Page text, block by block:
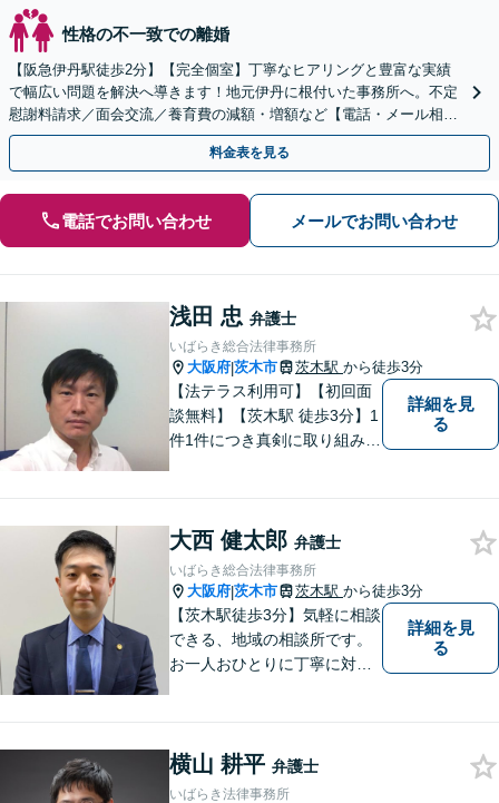
性格の不一致での離婚
【阪急伊丹駅徒歩2分】【完全個室】丁寧なヒアリングと豊富な実績
で幅広い問題を解決へ導きます！地元伊丹に根付いた事務所へ。不定
慰謝料請求／面会交流／養育費の減額・増額など【電話・メール相談
初回無料】【休日夜間対応可】【オンライン可能】
料金表を見る
電話でお問い合わせ メールでお問い合わせ
浅田 忠 弁護士
いばらき総合法律事務所
大阪府|茨木市 茨木駅 から徒歩3分
【法テラス利用可】【初回面
談無料】【茨木駅 徒歩3分】1
件1件につき真剣に取り組み、
っしゃる不安や、ご希望を丁
寧にお伺いいたします。
詳細を見
る
大西 健太郎 弁護士
いばらき総合法律事務所
大阪府|茨木市 茨木駅 から徒歩3分
【茨木駅徒歩3分】気軽に相談
できる、地域の相談所です。
お一人おひとりに丁寧に対応
お困りごとがあれば、すぐに
ご相談を！
詳細を見
る
横山 耕平 弁護士
いばらき法律事務所